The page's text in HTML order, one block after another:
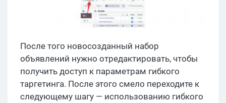
После того новосозданный набор
объявлений нужно отредактировать, чтобы
получить доступ к параметрам гибкого
таргетинга. После этого смело переходите к
следующему шагу — использованию гибкого